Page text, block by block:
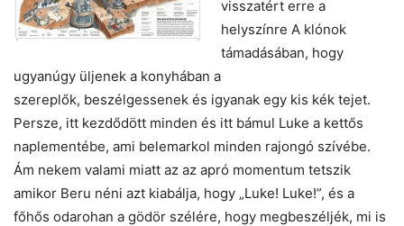
visszatért erre a
helyszínre A klónok
támadásában, hogy
ugyanúgy üljenek a konyhában a
szereplők, beszélgessenek és igyanak egy kis kék tejet.
Persze, itt kezdődött minden és itt bámul Luke a kettős
naplementébe, ami belemarkol minden rajongó szívébe.
Ám nekem valami miatt az az apró momentum tetszik
amikor Beru néni azt kiabálja, hogy „Luke! Luke!”, és a
főhős odarohan a gödör szélére, hogy megbeszéljék, mi is